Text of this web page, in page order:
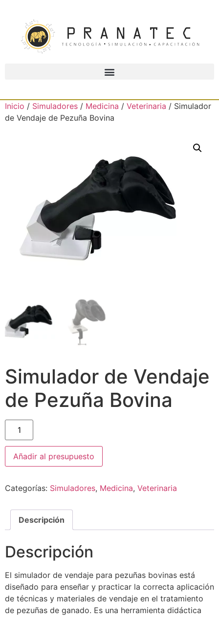
Inicio / Simuladores / Medicina / Veterinaria / Simulador
de Vendaje de Pezuña Bovina
Simulador de Vendaje
de Pezuña Bovina
Añadir al presupuesto
Categorías: Simuladores, Medicina, Veterinaria
Descripción
Descripción
El simulador de vendaje para pezuñas bovinas está
diseñado para enseñar y practicar la correcta aplicación
de técnicas y materiales de vendaje en el tratamiento
de pezuñas de ganado. Es una herramienta didáctica